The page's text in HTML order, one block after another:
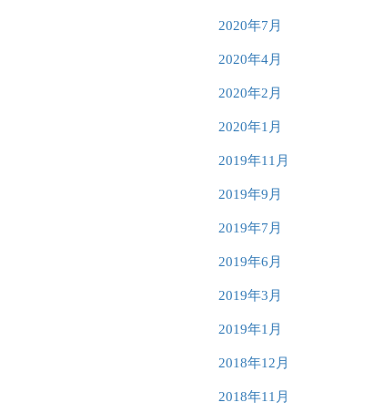
2020年7月
2020年4月
2020年2月
2020年1月
2019年11月
2019年9月
2019年7月
2019年6月
2019年3月
2019年1月
2018年12月
2018年11月